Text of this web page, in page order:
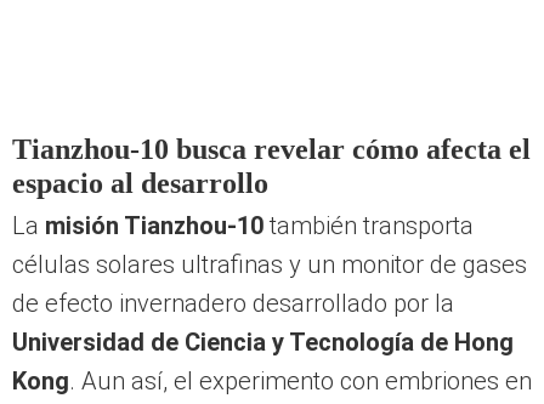
Tianzhou-10 busca revelar cómo afecta el
espacio al desarrollo
La misión Tianzhou-10 también transporta
células solares ultrafinas y un monitor de gases
de efecto invernadero desarrollado por la
Universidad de Ciencia y Tecnología de Hong
Kong. Aun así, el experimento con embriones en